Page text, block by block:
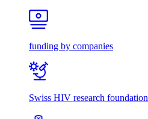
funding by companies
Swiss HIV research foundation